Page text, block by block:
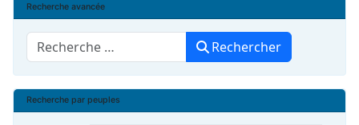
Recherche avancée
Rechercher Rechercher
Recherche par peuples